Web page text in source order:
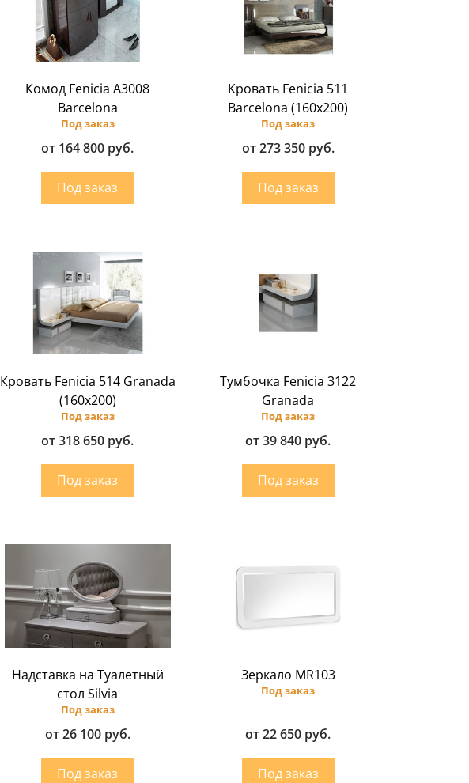
Комод Fenicia A3008
Barcelona
Под заказ
от 164 800 руб.
Кровать Fenicia 511
Barcelona (160х200)
Под заказ
от 273 350 руб.
Кровать Fenicia 514 Granada
(160х200)
Под заказ
от 318 650 руб.
Тумбочка Fenicia 3122
Granada
Под заказ
от 39 840 руб.
Надставка на Туалетный
стол Silvia
Под заказ
от 26 100 руб.
Зеркало MR103
Под заказ
от 22 650 руб.